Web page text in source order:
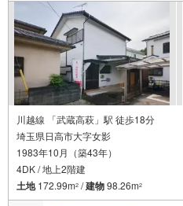
川越線 「武蔵高萩」駅 徒歩18分
埼玉県日高市大字女影
1983年10月（築43年）
4DK / 地上2階建
土地172.99m2 /建物98.26m2